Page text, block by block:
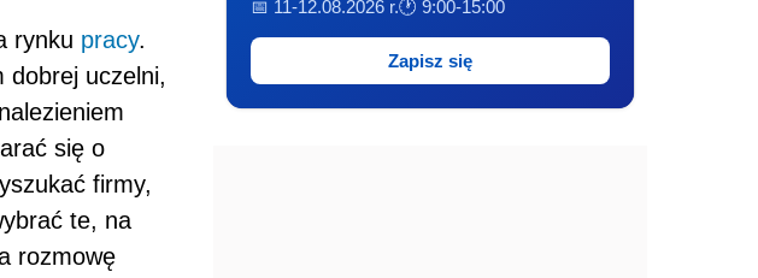
rynku pracy.
dobrej uczelni,
się o
firmy,
te, na
rozmowę
📅 11-12.08.2026 r.🕐 9:00-15:00
Zapisz się